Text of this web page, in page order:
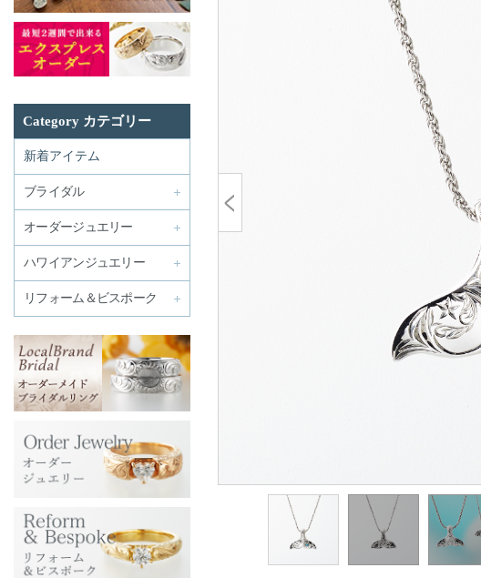
Category カテゴリー
新着アイテム
ブライダル
オーダージュエリー
ハワイアンジュエリー
リフォーム＆ビスポーク